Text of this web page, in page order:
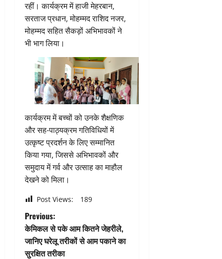
रहीं। कार्यक्रम में हाजी मेहरबान,
सरताज प्रधान, मोहम्मद राशिद नजर,
मोहम्मद सहित सैकड़ों अभिभावकों ने
भी भाग लिया।
कार्यक्रम में बच्चों को उनके शैक्षणिक
और सह-पाठ्यक्रम गतिविधियों में
उत्कृष्ट प्रदर्शन के लिए सम्मानित
किया गया, जिससे अभिभावकों और
समुदाय में गर्व और उत्साह का माहौल
देखने को मिला।
Post Views: 189
P
o
Previous:
केमिकल से पके आम कितने जेहरीले,
जानिए घरेलू तरीकों से आम पकाने का
सुरक्षित तरीका